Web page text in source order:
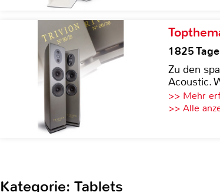
1825
Zu den
Acoustic.
>> Mehr
>> Alle
Kategorie: Tablets